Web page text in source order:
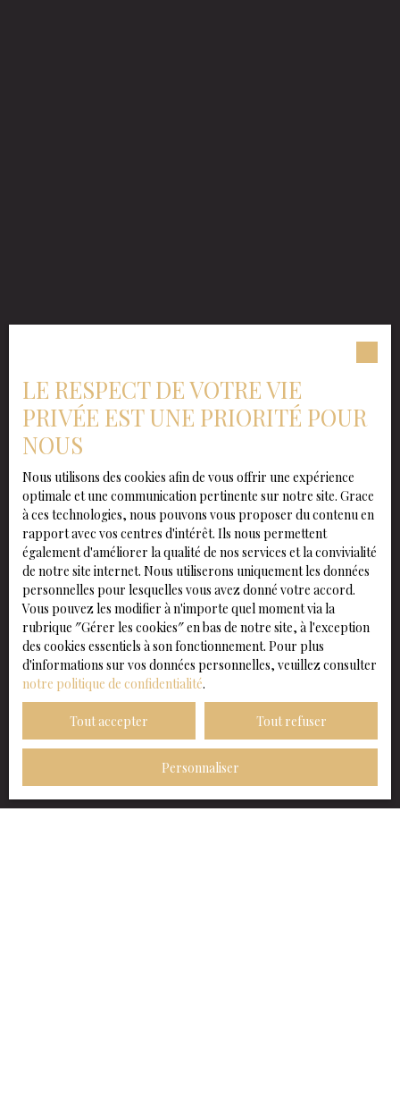
LE RESPECT DE VOTRE VIE
PRIVÉE EST UNE PRIORITÉ POUR
NOUS
Nous utilisons des cookies afin de vous offrir une expérience
optimale et une communication pertinente sur notre site. Grace
à ces technologies, nous pouvons vous proposer du contenu en
rapport avec vos centres d'intérêt. Ils nous permettent
également d'améliorer la qualité de nos services et la convivialité
de notre site internet. Nous utiliserons uniquement les données
personnelles pour lesquelles vous avez donné votre accord.
Vous pouvez les modifier à n'importe quel moment via la
rubrique ″Gérer les cookies″ en bas de notre site, à l'exception
des cookies essentiels à son fonctionnement. Pour plus
d'informations sur vos données personnelles, veuillez consulter
notre politique de confidentialité.
Tout accepter Tout refuser
Personnaliser